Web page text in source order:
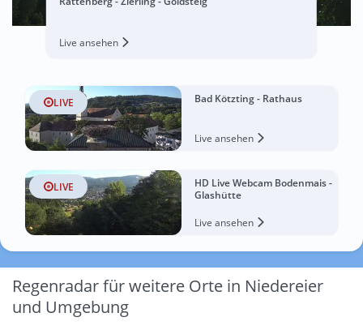
Live ansehen
LIVE Bad Kötzting - Rathaus
Live ansehen
LIVE
HD Live Webcam Bodenmais -
Glashütte
Live ansehen
Regenradar für weitere Orte in Niedereier
und Umgebung